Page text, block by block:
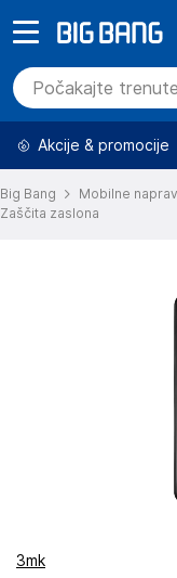
Akcije & promocije
Big Bang Mobilne
Zaščita zaslona
3mk